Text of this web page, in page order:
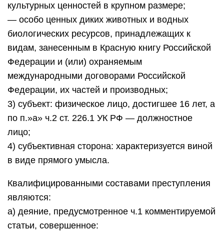
культурных ценностей в крупном размере;
— особо ценных диких животных и водных
биологических ресурсов, принадлежащих к
видам, занесенным в Красную книгу Российской
Федерации и (или) охраняемым
международными договорами Российской
Федерации, их частей и производных;
3) субъект: физическое лицо, достигшее 16 лет, а
по п.»а» ч.2 ст. 226.1 УК РФ — должностное
лицо;
4) субъективная сторона: характеризуется виной
в виде прямого умысла.
Квалифицированными составами преступления
являются:
а) деяние, предусмотренное ч.1 комментируемой
статьи, совершенное: